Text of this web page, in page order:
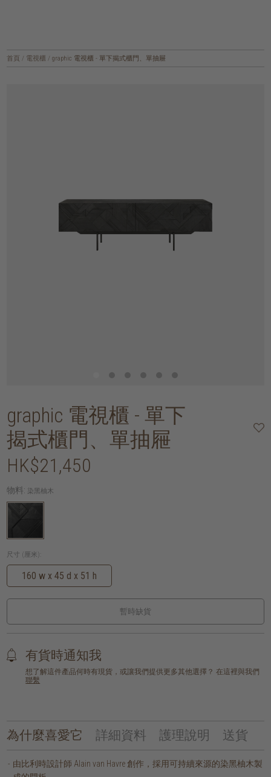
首頁 / 電視櫃 / graphic 電視櫃 - 單下揭式櫃門、單抽屜
graphic 電視櫃 - 單下
揭式櫃門、單抽屜
HK$21,450
物料: 染黑柚木
尺寸 (厘米):
160 w x 45 d x 51 h
暫時缺貨
有貨時通知我
想了解這件產品何時有現貨，或讓我們提供更多其他選擇？ 在這裡與我們
聯繫
為什麼喜愛它 詳細資料 護理說明 送貨
由比利時設計師 Alain van Havre 創作，採用可持續來源的染黑柚木製